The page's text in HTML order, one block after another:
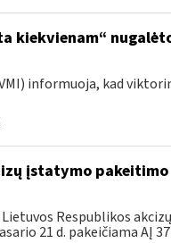
kiekvienam“
informuoja, kad
įstatymo pakeitimo
Respublikos
21 d. pakeičiama AĮ